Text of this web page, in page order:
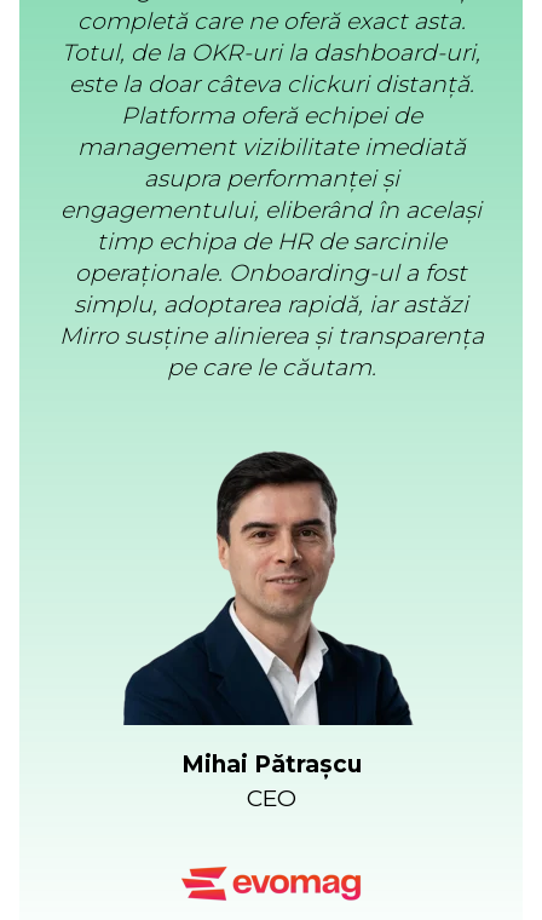
completă care ne oferă exact asta.
Totul, de la OKR-uri la dashboard-uri,
este la doar câteva clickuri distanță.
Platforma oferă echipei de
management vizibilitate imediată
asupra performanței și
engagementului, eliberând în același
timp echipa de HR de sarcinile
operaționale. Onboarding-ul a fost
simplu, adoptarea rapidă, iar astăzi
Mirro susține alinierea și transparența
pe care le căutam.
Mihai Pătrașcu
CEO